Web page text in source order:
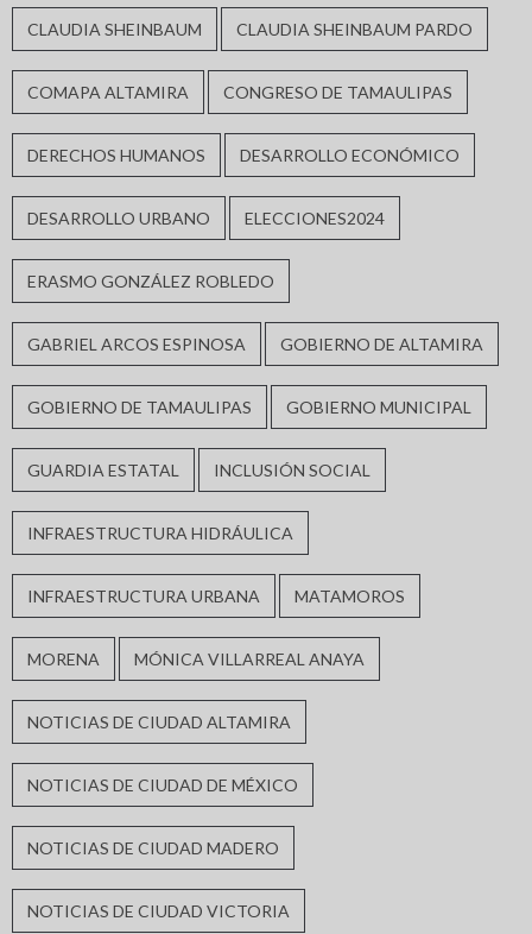
CLAUDIA SHEINBAUM CLAUDIA SHEINBAUM PARDO
COMAPA ALTAMIRA CONGRESO DE TAMAULIPAS
DERECHOS HUMANOS DESARROLLO ECONÓMICO
DESARROLLO URBANO ELECCIONES2024
ERASMO GONZÁLEZ ROBLEDO
GABRIEL ARCOS ESPINOSA GOBIERNO DE ALTAMIRA
GOBIERNO DE TAMAULIPAS GOBIERNO MUNICIPAL
GUARDIA ESTATAL INCLUSIÓN SOCIAL
INFRAESTRUCTURA HIDRÁULICA
INFRAESTRUCTURA URBANA MATAMOROS
MORENA MÓNICA VILLARREAL ANAYA
NOTICIAS DE CIUDAD ALTAMIRA
NOTICIAS DE CIUDAD DE MÉXICO
NOTICIAS DE CIUDAD MADERO
NOTICIAS DE CIUDAD VICTORIA